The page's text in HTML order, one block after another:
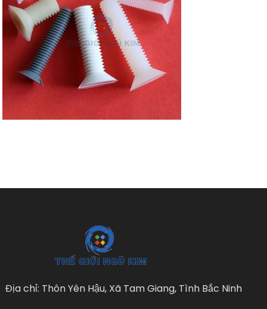
Địa chỉ: Thôn Yên Hậu, Xã Tam Giang, Tình Bắc Ninh